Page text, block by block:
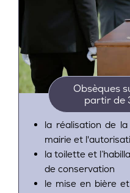
Obsèques
partir de
la réalisation de
mairie et
la toilette et
de conservation
le mise en bière